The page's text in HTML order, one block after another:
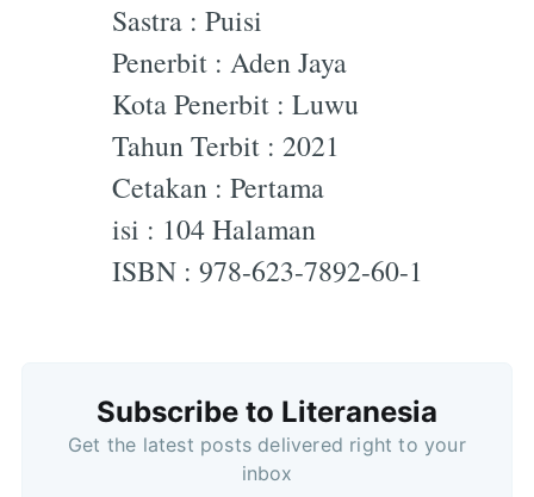
Sastra : Puisi
Penerbit : Aden Jaya
Kota Penerbit : Luwu
Tahun Terbit : 2021
Cetakan : Pertama
isi : 104 Halaman
ISBN : 978-623-7892-60-1
Subscribe to Literanesia
Get the latest posts delivered right to your
inbox